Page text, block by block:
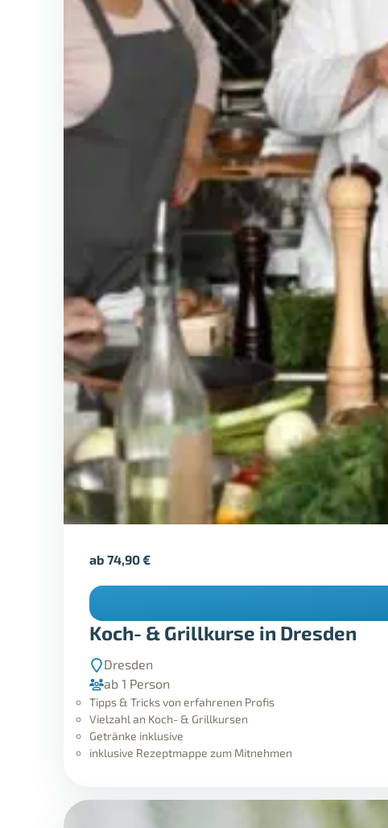
Koch- & Grillkurse in Dresden
Dresden
ab 1 Person
Tipps & Tricks von erfahrenen Profis
Vielzahl an Koch- & Grillkursen
Getränke inklusive
inklusive Rezeptmappe zum Mitnehmen
ab 74,90€